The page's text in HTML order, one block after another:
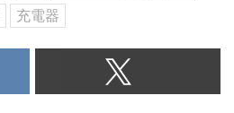
充電器